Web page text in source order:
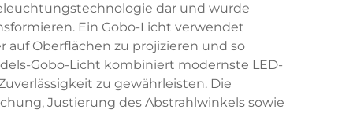
dar und wurde
Ein Gobo-Licht verwendet
auf Oberflächen zu projizieren und so
Gobo-Licht kombiniert modernste LED-
zu gewährleisten. Die
Justierung des Abstrahlwinkels sowie